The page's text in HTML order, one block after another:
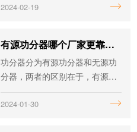
在着明显的区别。今天我们将详
别，帮助读者更好地理解这两种
电磁波
2024-02-19
有源功分器哪个厂家更靠谱一些？
功分器分为有源功分器和无源功
分器，两者的区别在于，有源功
分器是内部带有信号放大功能的
功率分配器，它能有效弥补线路
2024-01-30